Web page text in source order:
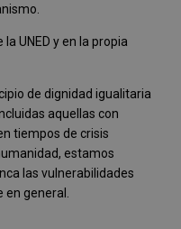
UNED y en la propia
de dignidad igualitaria
aquellas con
tiempos de crisis
estamos
las vulnerabilidades
general.